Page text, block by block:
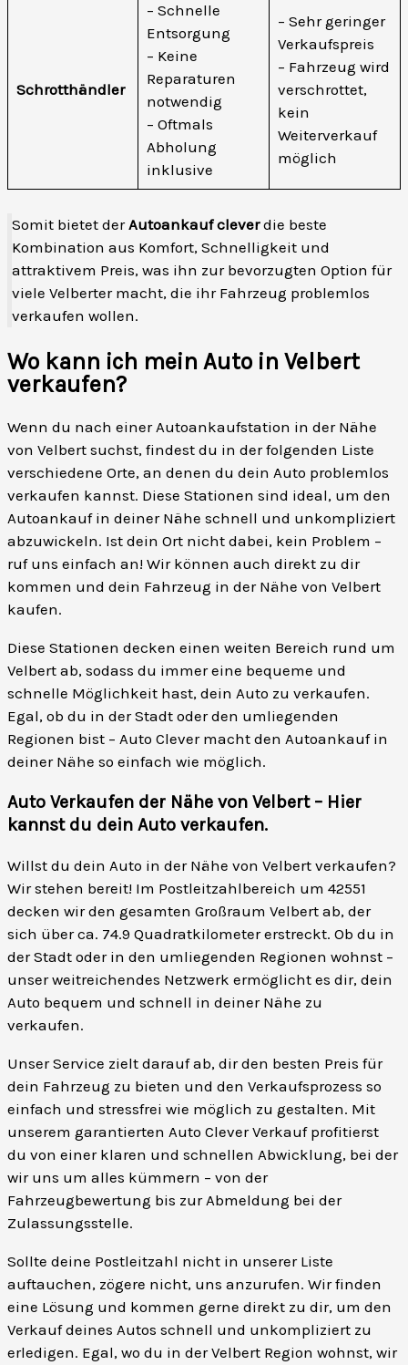
Schrotthändler
– Schnelle
Entsorgung
– Keine
Reparaturen
notwendig
– Oftmals
Abholung
inklusive
– Sehr geringer
Verkaufspreis
– Fahrzeug wird
verschrottet,
kein
Weiterverkauf
möglich
Somit bietet derAutoankauf cleverdie beste
Kombination aus Komfort, Schnelligkeit und
attraktivem Preis, was ihn zur bevorzugten Option für
viele Velberter macht, die ihr Fahrzeug problemlos
verkaufen wollen.
Wo kann ich mein Auto in Velbert
verkaufen?
Wenn du nach einer Autoankaufstation in der Nähe
von Velbert suchst, findest du in der folgenden Liste
verschiedene Orte, an denen du dein Auto problemlos
verkaufen kannst. Diese Stationen sind ideal, um den
Autoankauf in deiner Nähe schnell und unkompliziert
abzuwickeln. Ist dein Ort nicht dabei, kein Problem –
ruf uns einfach an! Wir können auch direkt zu dir
kommen und dein Fahrzeug in der Nähe von Velbert
kaufen.
Diese Stationen decken einen weiten Bereich rund um
Velbert ab, sodass du immer eine bequeme und
schnelle Möglichkeit hast, dein Auto zu verkaufen.
Egal, ob du in der Stadt oder den umliegenden
Regionen bist – Auto Clever macht den Autoankauf in
deiner Nähe so einfach wie möglich.
Auto Verkaufen der Nähe von Velbert – Hier
kannst du dein Auto verkaufen.
Willst du dein Auto in der Nähe von Velbert verkaufen?
Wir stehen bereit! Im Postleitzahlbereich um 42551
decken wir den gesamten Großraum Velbert ab, der
sich über ca. 74.9 Quadratkilometer erstreckt. Ob du in
der Stadt oder in den umliegenden Regionen wohnst –
unser weitreichendes Netzwerk ermöglicht es dir, dein
Auto bequem und schnell in deiner Nähe zu
verkaufen.
Unser Service zielt darauf ab, dir den besten Preis für
dein Fahrzeug zu bieten und den Verkaufsprozess so
einfach und stressfrei wie möglich zu gestalten. Mit
unserem garantierten Auto Clever Verkauf profitierst
du von einer klaren und schnellen Abwicklung, bei der
wir uns um alles kümmern – von der
Fahrzeugbewertung bis zur Abmeldung bei der
Zulassungsstelle.
Sollte deine Postleitzahl nicht in unserer Liste
auftauchen, zögere nicht, uns anzurufen. Wir finden
eine Lösung und kommen gerne direkt zu dir, um den
Verkauf deines Autos schnell und unkompliziert zu
erledigen. Egal, wo du in der Velbert Region wohnst, wir